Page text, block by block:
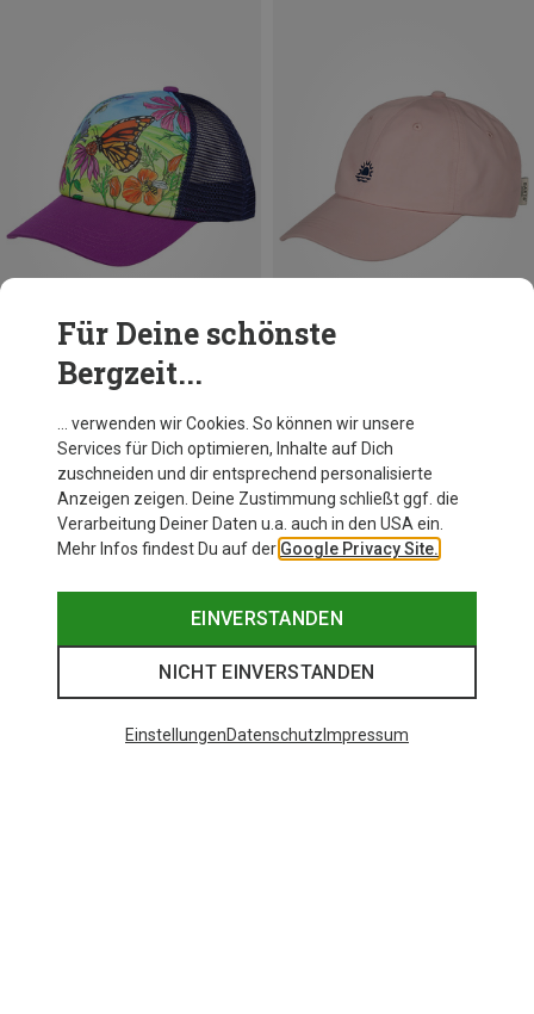
Du sparst 19%
Für Deine schönste
Bergzeit...
… verwenden wir Cookies. So können wir unsere
Services für Dich optimieren, Inhalte auf Dich
zuschneiden und dir entsprechend personalisierte
Anzeigen zeigen. Deine Zustimmung schließt ggf. die
Verarbeitung Deiner Daten u.a. auch in den USA ein.
Mehr Infos findest Du auf der Google Privacy Site.
EINVERSTANDEN
NICHT EINVERSTANDEN
EinstellungenDatenschutz Impressum